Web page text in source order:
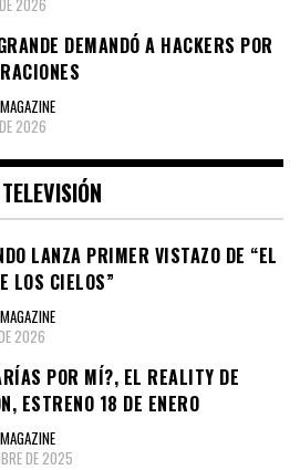
DEMANDÓ A HACKERS POR
2026
TELEVISIÓN
LANZA PRIMER VISTAZO DE “EL
LOS CIELOS”
2026
POR MÍ?, EL REALITY DE
ESTRENO 18 DE ENERO
DE 2025